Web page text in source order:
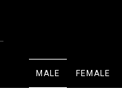
MALE FEMALE